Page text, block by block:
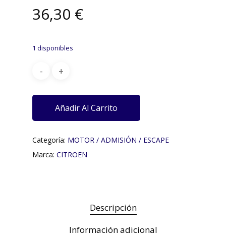
36,30 €
1 disponibles
Añadir Al Carrito
Categoría: MOTOR / ADMISIÓN / ESCAPE
Marca: CITROEN
Descripción
Información adicional